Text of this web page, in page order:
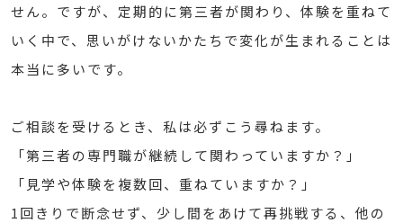
せん。ですが、定期的に第三者が関わり、体験を重ねて
いく中で、思いがけないかたちで変化が生まれることは
本当に多いです。
ご相談を受けるとき、私は必ずこう尋ねます。
「第三者の専門職が継続して関わっていますか？」
「見学や体験を複数回、重ねていますか？」
1回きりで断念せず、少し間をあけて再挑戦する、他の